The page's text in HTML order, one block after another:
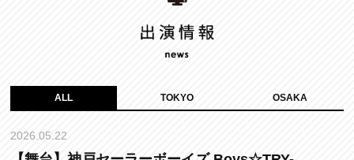
ALL TOKYO OSAKA
2026.05.22